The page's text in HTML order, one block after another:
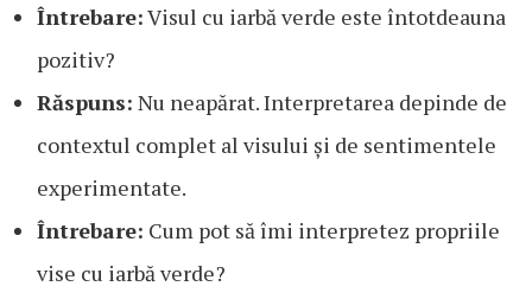
Întrebare:Visul cu iarbă verde este întotdeauna
pozitiv?
Răspuns: Nu neapărat. Interpretarea depinde de
contextul complet al visului și de sentimentele
experimentate.
Întrebare: Cum pot să îmi interpretez propriile
vise cu iarbă verde?